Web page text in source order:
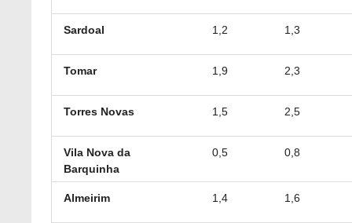
Sardoal 1,2 1,3
Tomar 1,9 2,3
Torres Novas 1,5 2,5
Vila Nova da
Barquinha
0,5 0,8
Almeirim 1,4 1,6